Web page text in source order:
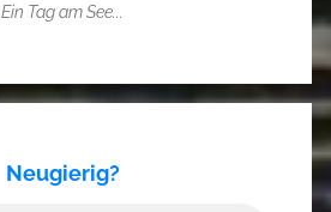
Ein Tag am See...
Neugierig?